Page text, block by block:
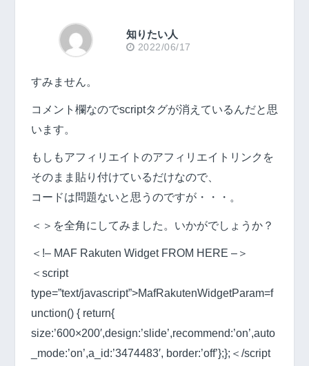
知りたい人
2022/06/17
すみません。
コメント欄なのでscriptタグが消えているんだと思
います。
もしもアフィリエイトのアフィリエイトリンクを
そのまま貼り付けているだけなので、
コードは問題ないと思うのですが・・・。
＜＞を全角にしてみました。いかがでしょうか？
＜!– MAF Rakuten Widget FROM HERE –＞
＜script
type=”text/javascript”>MafRakutenWidgetParam=f
unction() { return{
size:’600×200′,design:’slide’,recommend:’on’,auto
_mode:’on’,a_id:’3474483′, border:’off’};};＜/script